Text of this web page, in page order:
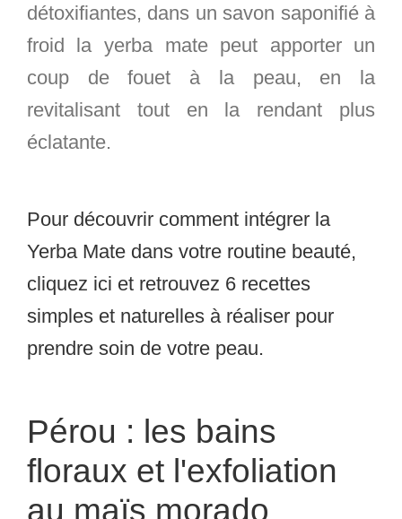
détoxifiantes, dans un savon saponifié à
froid la yerba mate peut apporter un
coup de fouet à la peau, en la
revitalisant tout en la rendant plus
éclatante.
Pour découvrir comment intégrer la
Yerba Mate dans votre routine beauté,
cliquez ici et retrouvez 6 recettes
simples et naturelles à réaliser pour
prendre soin de votre peau.
Pérou : les bains
floraux et l'exfoliation
au maïs morado